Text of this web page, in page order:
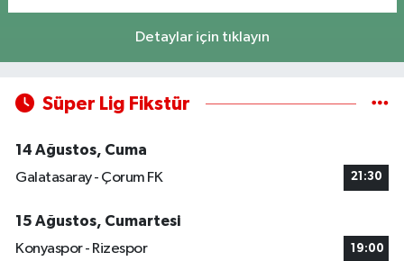
Detaylar için tıklayın
Süper Lig Fikstür
14 Ağustos, Cuma
Galatasaray - Çorum FK
21:30
15 Ağustos, Cumartesi
Konyaspor - Rizespor
19:00